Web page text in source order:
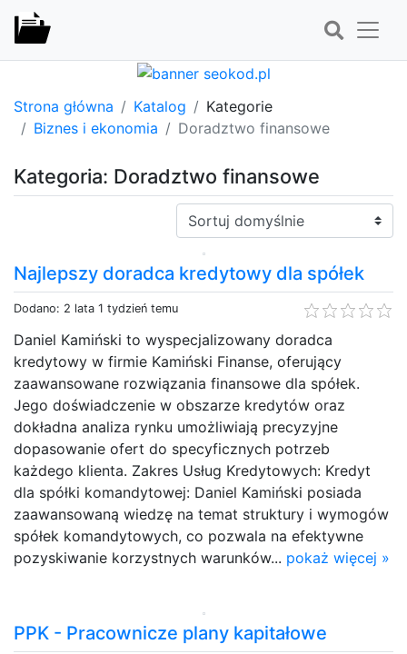
Strona główna Katalog
Kategorie
Biznes i ekonomia
Doradztwo finansowe
Kategoria: Doradztwo finansowe
Sortuj:
Najlepszy doradca kredytowy dla spółek
Dodano: 2 lata 1 tydzień temu
Daniel Kamiński to wyspecjalizowany doradca
kredytowy w firmie Kamiński Finanse, oferujący
zaawansowane rozwiązania finansowe dla spółek.
Jego doświadczenie w obszarze kredytów oraz
dokładna analiza rynku umożliwiają precyzyjne
dopasowanie ofert do specyficznych potrzeb
każdego klienta. Zakres Usług Kredytowych: Kredyt
dla spółki komandytowej: Daniel Kamiński posiada
zaawansowaną wiedzę na temat struktury i wymogów
spółek komandytowych, co pozwala na efektywne
pozyskiwanie korzystnych warunków... pokaż więcej »
PPK - Pracownicze plany kapitałowe